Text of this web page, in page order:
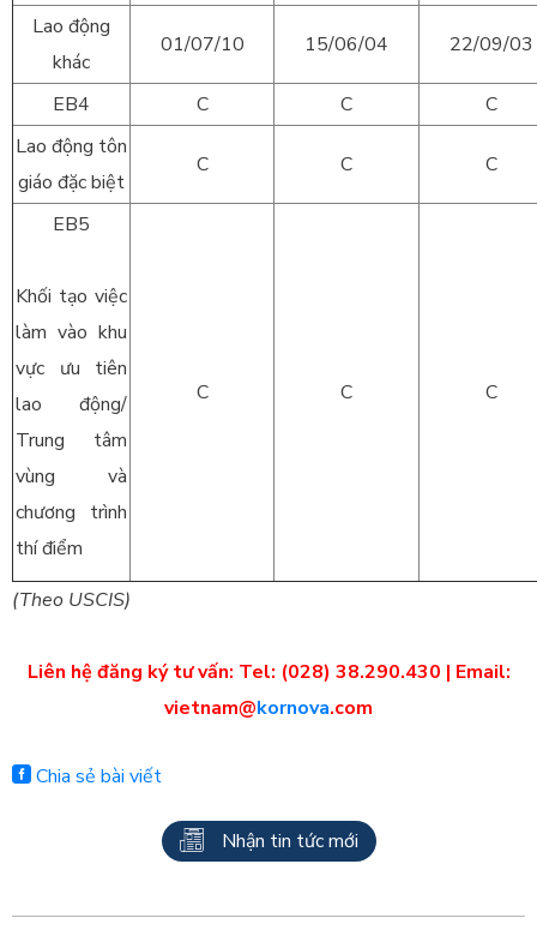
Lao động
khác
01/07/10 15/06/04 22/09/03
EB4 C C
C
Lao động tôn
giáo đặc biệt
C C C
EB5
Khối tạo việc
làm vào khu
vực ưu tiên
lao động/
Trung tâm
vùng và
chương trình
thí điểm
C C C
(Theo USCIS)
Liên hệ đăng ký tư vấn: Tel: (028) 38.290.430 | Email:
vietnam@kornova.com
Chia sẻ bài viết
Nhận tin tức mới